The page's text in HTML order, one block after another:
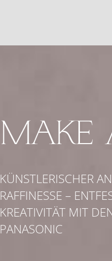
KÜNSTLERISCHER
RAFFINESSE –
KREATIVITÄT MIT
PANASONIC